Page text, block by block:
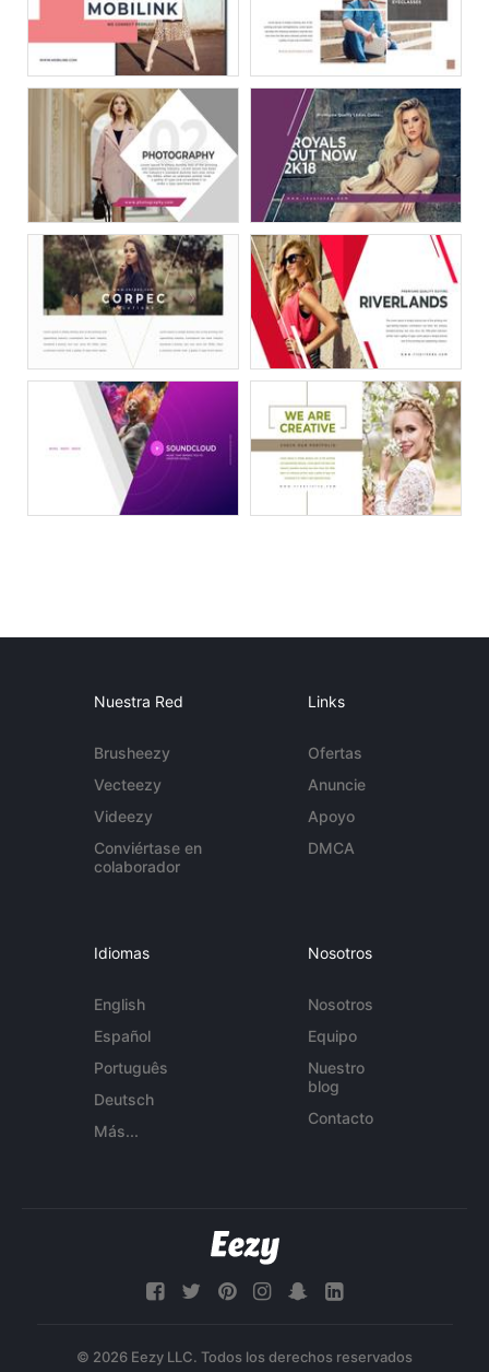
Nuestra Red
Brusheezy
Vecteezy
Videezy
Conviértase en
colaborador
Links
Ofertas
Anuncie
Apoyo
DMCA
Idiomas
English
Español
Português
Deutsch
Más...
Nosotros
Nosotros
Equipo
Nuestro
blog
Contacto
© 2026 Eezy LLC. Todos los derechos reservados